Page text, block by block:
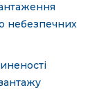
небезпечних